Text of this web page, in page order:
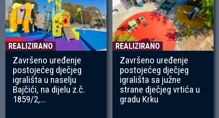
REALIZIRANO
Završeno uređenje
postojećeg dječjeg
igrališta u naselju
Bajčići, na dijelu z.č.
1859/2,...
REALIZIRANO
Završeno uređenje
postojećeg dječjeg
igrališta sa južne
strane dječjeg vrtića u
gradu Krku